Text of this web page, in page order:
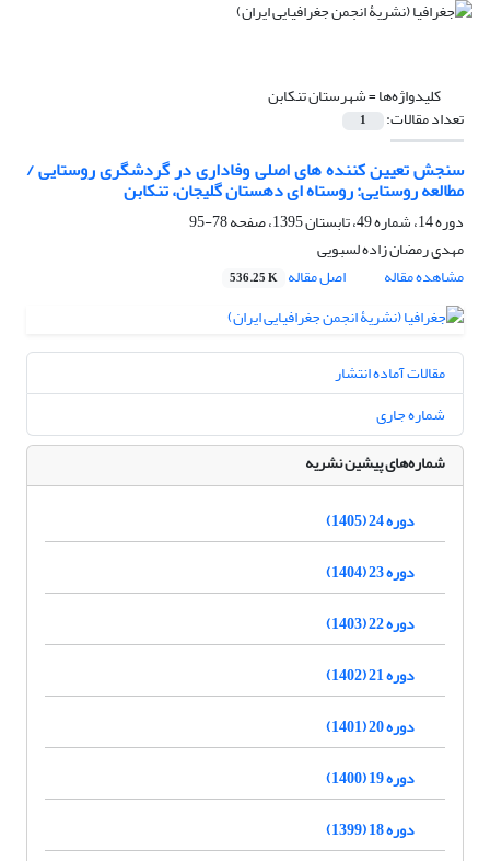
کلیدواژه‌ها =شهرستان تنکابن
تعداد مقالات: 1
سنجش تعیین کننده های اصلی وفاداری در گردشگری روستایی /
مطالعه روستایی: روستاه ای دهستان گلیجان، تنکابن
دوره 14، شماره 49، تابستان 1395، صفحه
78-95
مهدی رمضان زاده لسبویی
مشاهده مقاله
اصل مقاله 536.25 K
مقالات آماده انتشار
شماره جاری
شماره‌های پیشین نشریه
دوره 24 (1405)
دوره 23 (1404)
دوره 22 (1403)
دوره 21 (1402)
دوره 20 (1401)
دوره 19 (1400)
دوره 18 (1399)